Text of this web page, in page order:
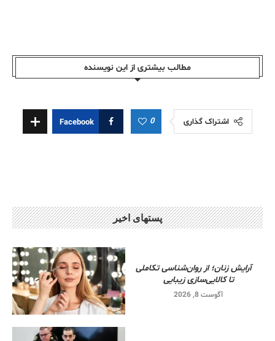
مطالب بیشتری از این نویسندە
اشتراک گذاری 0
Facebook
پستهای اخیر
آرایش زنان؛ از روان‌شناسی تکاملی
تا کالایی‌سازی زیبایی
آگوست 8, 2026